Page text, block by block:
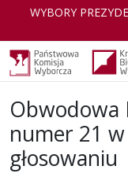
WYBORY
Obwodowa
numer 21
głosowaniu